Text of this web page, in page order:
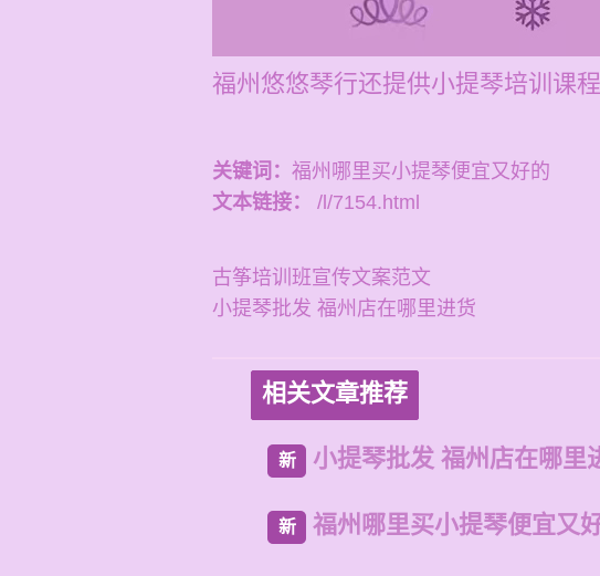
福州悠悠琴行还提供小提琴培训课
关键词： 福州哪里买小提琴便宜又好的
文本链接：
/l/7154.html
古筝培训班宣传文案范文
小提琴批发 福州店在哪里进货
相关文章推荐
新 小提琴批发 福州店在哪里
新 福州哪里买小提琴便宜又